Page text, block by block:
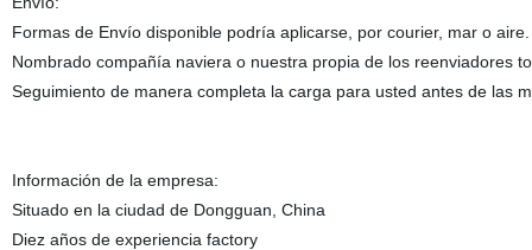
Formas de Envío disponible podría aplicarse, por courier, mar o aire.
Nombrado compañía naviera o nuestra propia de los reenviadores
Seguimiento de manera completa la carga para usted antes de las
Información de la empresa:
Situado en la ciudad de Dongguan, China
Diez años de experiencia factory